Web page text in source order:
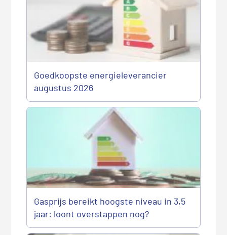
Goedkoopste energieleverancier
augustus 2026
Gasprijs bereikt hoogste niveau in 3,5
jaar: loont overstappen nog?